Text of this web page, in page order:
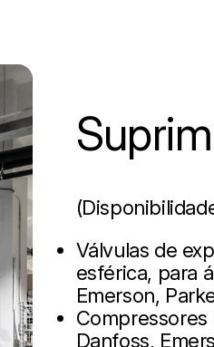
Válvulas de
esférica, para
Emerson,
Compressores
Danfoss,